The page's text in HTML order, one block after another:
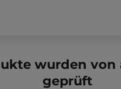
wurden von
geprüft